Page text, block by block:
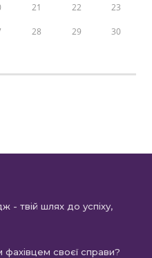
21 22 23
28 29 30
- твій шлях до успіху,
фахівцем своєї справи?